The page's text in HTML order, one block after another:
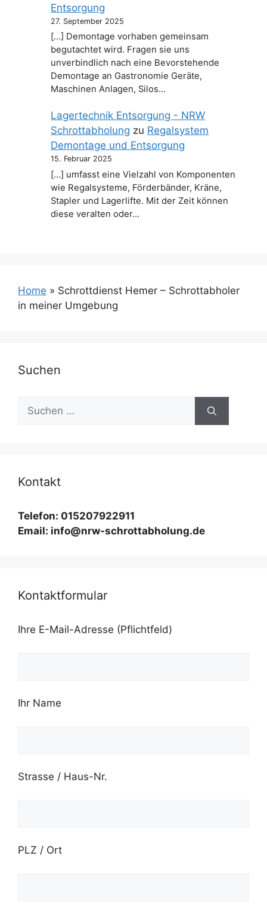
Entsorgung
27. September 2025
[…] Demontage vorhaben gemeinsam
begutachtet wird. Fragen sie uns
unverbindlich nach eine Bevorstehende
Demontage an Gastronomie Geräte,
Maschinen Anlagen, Silos…
Lagertechnik Entsorgung - NRW
Schrottabholung zu Regalsystem
Demontage und Entsorgung
15. Februar 2025
[…] umfasst eine Vielzahl von Komponenten
wie Regalsysteme, Förderbänder, Kräne,
Stapler und Lagerlifte. Mit der Zeit können
diese veralten oder…
Home » Schrottdienst Hemer – Schrottabholer
in meiner Umgebung
Suchen
Suchen
nach:
Kontakt
Telefon: 015207922911
Email: info@nrw-schrottabholung.de
Kontaktformular
Ihre E-Mail-Adresse (Pflichtfeld)
Ihr Name
Strasse / Haus-Nr.
PLZ / Ort